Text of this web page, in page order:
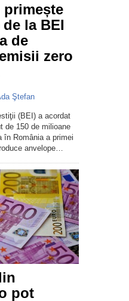
primește
la BEI
de
zero
Ştefan
(BEI) a acordat
de 150 de milioane
în România a primei
anvelope…
pot